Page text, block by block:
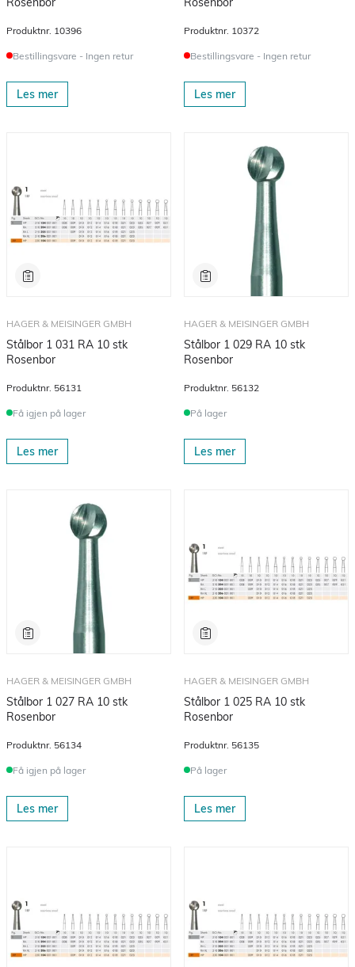
Produktnr. 10396
Bestillingsvare - Ingen retur
Les mer
Produktnr. 10372
Bestillingsvare - Ingen retur
Les mer
HAGER & MEISINGER GMBH
Stålbor 1 031 RA 10 stk
Rosenbor
Produktnr. 56131
Få igjen på lager
Les mer
HAGER & MEISINGER GMBH
Stålbor 1 029 RA 10 stk
Rosenbor
Produktnr. 56132
På lager
Les mer
HAGER & MEISINGER GMBH
Stålbor 1 027 RA 10 stk
Rosenbor
Produktnr. 56134
Få igjen på lager
Les mer
HAGER & MEISINGER GMBH
Stålbor 1 025 RA 10 stk
Rosenbor
Produktnr. 56135
På lager
Les mer